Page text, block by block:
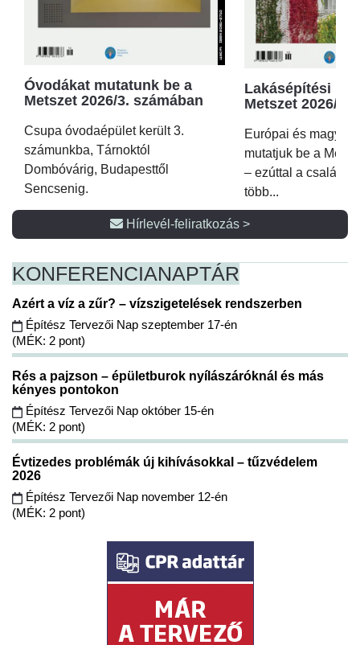
Óvodákat mutatunk be a
Metszet 2026/3. számában
Csupa óvodaépület került 3.
számunkba, Tárnoktól
Dombóvárig, Budapesttől
Sencsenig.
Lakásépítési
Metszet 2026/2.
Európai és magyar
mutatjuk be a
– ezúttal a családi
több...
Hírlevél-feliratkozás >
KONFERENCIANAPTÁR
Azért a víz a zűr? – vízszigetelések rendszerben
Építész Tervezői Nap szeptember 17-én
(MÉK: 2 pont)
Rés a pajzson – épületburok nyílászáróknál és más
kényes pontokon
Építész Tervezői Nap október 15-én
(MÉK: 2 pont)
Évtizedes problémák új kihívásokkal – tűzvédelem
2026
Építész Tervezői Nap november 12-én
(MÉK: 2 pont)